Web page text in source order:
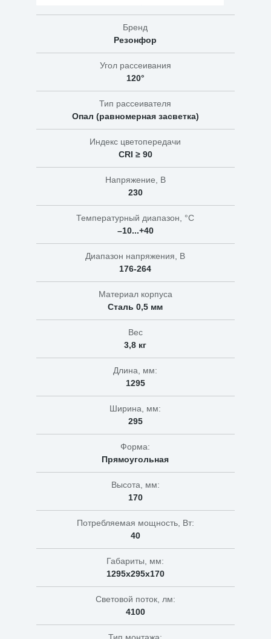
Бренд
Резонфор
Угол рассеивания
120°
Тип рассеивателя
Опал (равномерная засветка)
Индекс цветопередачи
CRI ≥ 90
Напряжение, В
230
Температурный диапазон, °C
–10...+40
Диапазон напряжения, В
176-264
Материал корпуса
Сталь 0,5 мм
Вес
3,8 кг
Длина, мм:
1295
Ширина, мм:
295
Форма:
Прямоугольная
Высота, мм:
170
Потребляемая мощность, Вт:
40
Габариты, мм:
1295х295х170
Световой поток, лм:
4100